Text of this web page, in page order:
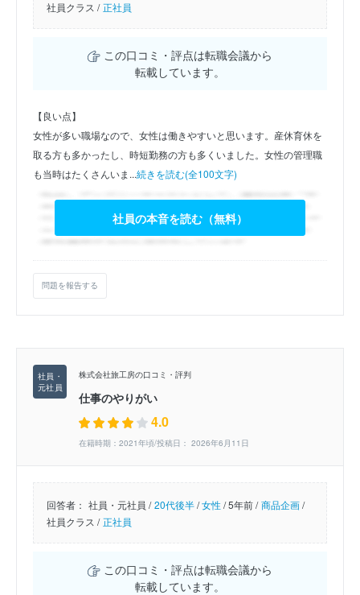
社員クラス / 正社員
この口コミ・評点は転職会議から
転載しています。
【良い点】
女性が多い職場なので、女性は働きやすいと思います。産休育休を
取る方も多かったし、時短勤務の方も多くいました。女性の管理職
も当時はたくさんいま...続きを読む(全100文字)
社員の本音を読む（無料）
問題を報告する
株式会社旅工房の口コミ・評判
仕事のやりがい
4.0
在籍時期：2021年頃/投稿日： 2026年6月11日
回答者： 社員・元社員 / 20代後半/女性/5年前 / 商品企画/
社員クラス / 正社員
この口コミ・評点は転職会議から
転載しています。